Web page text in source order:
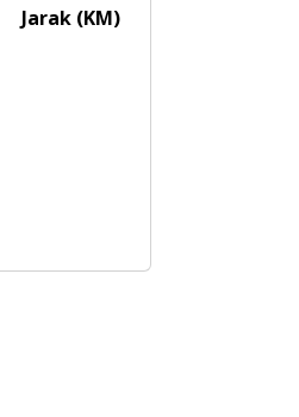
Jarak (KM)